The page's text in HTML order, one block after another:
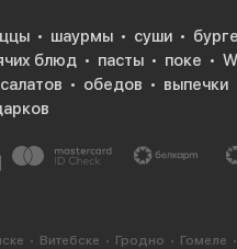
шаурмы суши
блюд пасты поке
салатов обедов
выпечки
Витебске Гродно Гомеле